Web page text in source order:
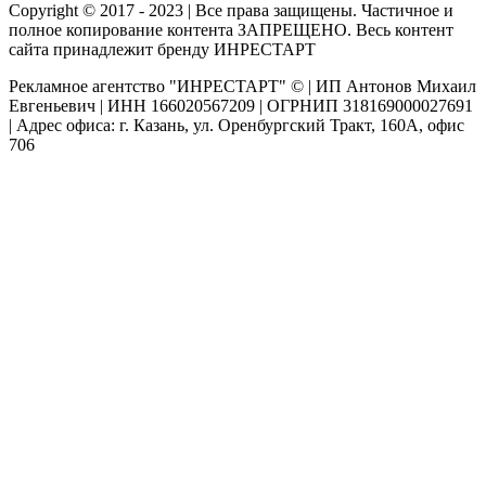
Copyright © 2017 - 2023 | Все права защищены. Частичное и
полное копирование контента ЗАПРЕЩЕНО. Весь контент
сайта принадлежит бренду ИНРЕСТАРТ
Рекламное агентство "ИНРЕСТАРТ" © | ИП Антонов Михаил
Евгеньевич | ИНН 166020567209 | ОГРНИП 318169000027691
| Адрес офиса: г. Казань, ул. Оренбургский Тракт, 160А, офис
706